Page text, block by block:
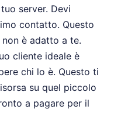
server. Devi
contatto. Questo
è adatto a te.
cliente ideale è
chi lo è. Questo ti
su quel piccolo
a pagare per il